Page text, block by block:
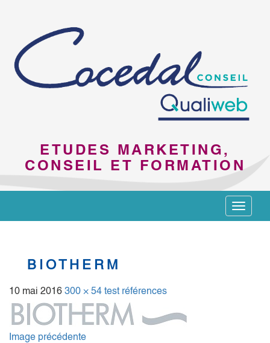
ETUDES MARKETING,
CONSEIL ET FORMATION
Toggle
BIOTHERM
10 mai 2016 300 × 54 test références
Image précédente